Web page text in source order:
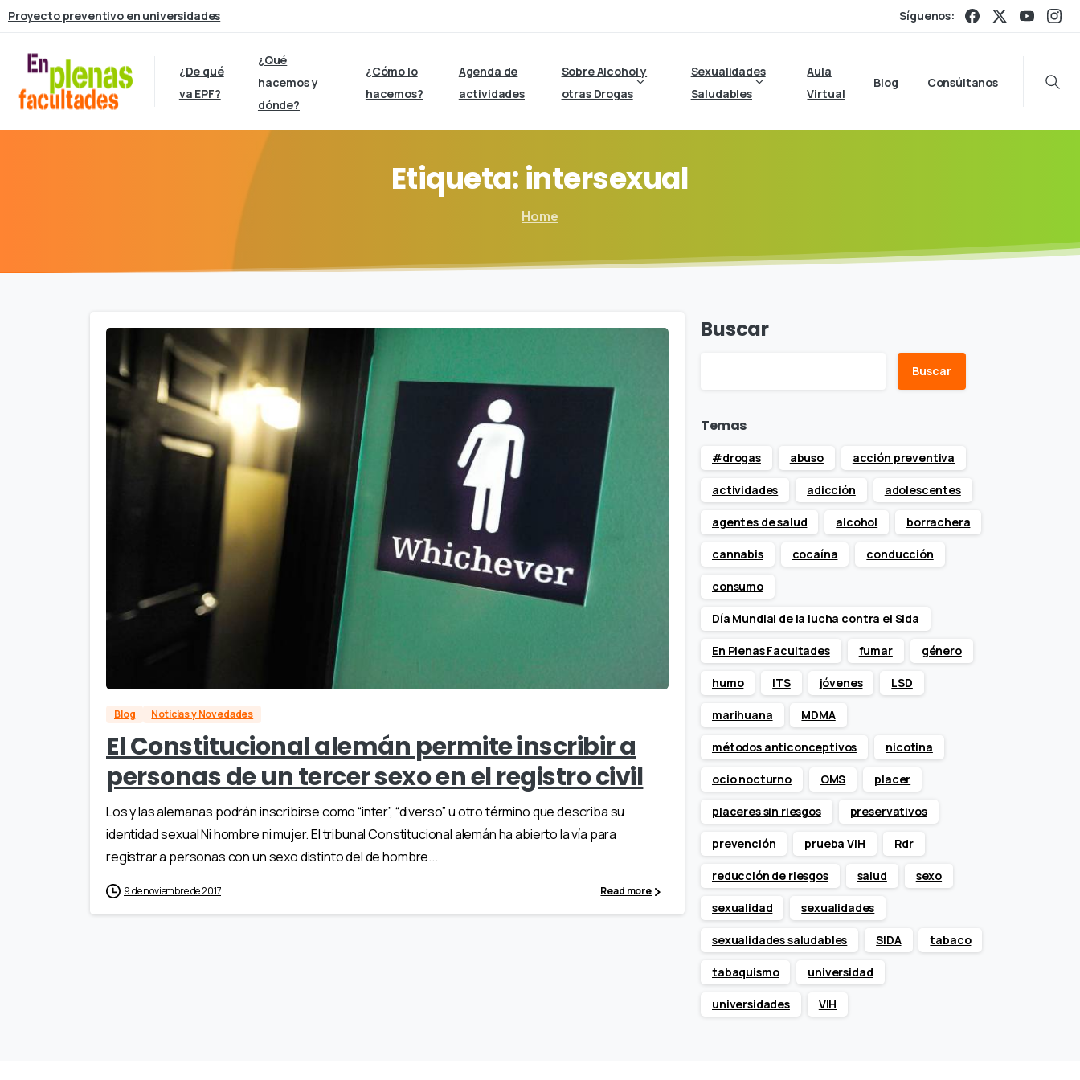
Proyecto preventivo en universidades Síguenos:
¿De qué
va EPF?
¿Qué
hacemos y
dónde?
¿Cómo lo
hacemos?
Agenda de
actividades
Sobre Alcohol y
otras Drogas
Sexualidades
Saludables
Aula
Virtual
Blog Consúltanos
Etiqueta:intersexual
Home
Blog Noticias y Novedades
El Constitucional alemán permite inscribir a
personas de un tercer sexo en el registro civil
Los y las alemanas podrán inscribirse como “inter”, “diverso” u otro término que describa su
identidad sexual Ni hombre ni mujer. El tribunal Constitucional alemán ha abierto la vía para
registrar a personas con un sexo distinto del de hombre...
9 de noviembre de 2017 Read more
Buscar
Buscar
Temas
#drogas abuso acción preventiva
actividades adicción adolescentes
agentes de salud alcohol borrachera
cannabis cocaína conducción
consumo
Día Mundial de la lucha contra el Sida
En Plenas Facultades fumar género
humo ITS jóvenes LSD
marihuana MDMA
métodos anticonceptivos nicotina
ocio nocturno OMS placer
placeres sin riesgos preservativos
prevención prueba VIH Rdr
reducción de riesgos salud sexo
sexualidad sexualidades
sexualidades saludables SIDA tabaco
tabaquismo universidad
universidades VIH